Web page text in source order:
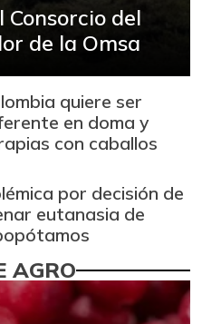
del
de la Omsa
quiere ser
en doma y
con caballos
por decisión de
eutanasia de
AGRO